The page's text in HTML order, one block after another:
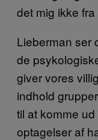
det mig ikke
Lieberman ser
de
giver vores
indhold
til at komme
optagelser af